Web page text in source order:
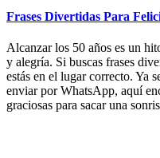
Frases Divertidas Para
Alcanzar los 50 años es un
y alegría. Si buscas frases
estás en el lugar correcto. Ya
enviar por WhatsApp, aquí
graciosas para sacar una